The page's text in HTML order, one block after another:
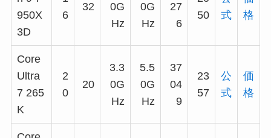
950X
3D
6
32
0G
Hz
0G
Hz
27
6
50
式
格
Core
Ultra
7 265
K
2
0
20
3.3
0G
Hz
5.5
0G
Hz
37
04
9
23
57
公
式
価
格